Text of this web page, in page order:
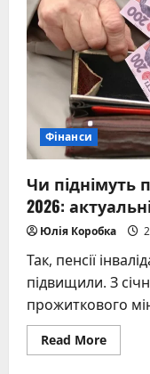
на
ніч:
факти,
міфи
Фінанси
Чи піднімуть
2026:
Юлія Коробка
Так, пенсії
підвищили. З
прожиткового
Read MoreRead
more